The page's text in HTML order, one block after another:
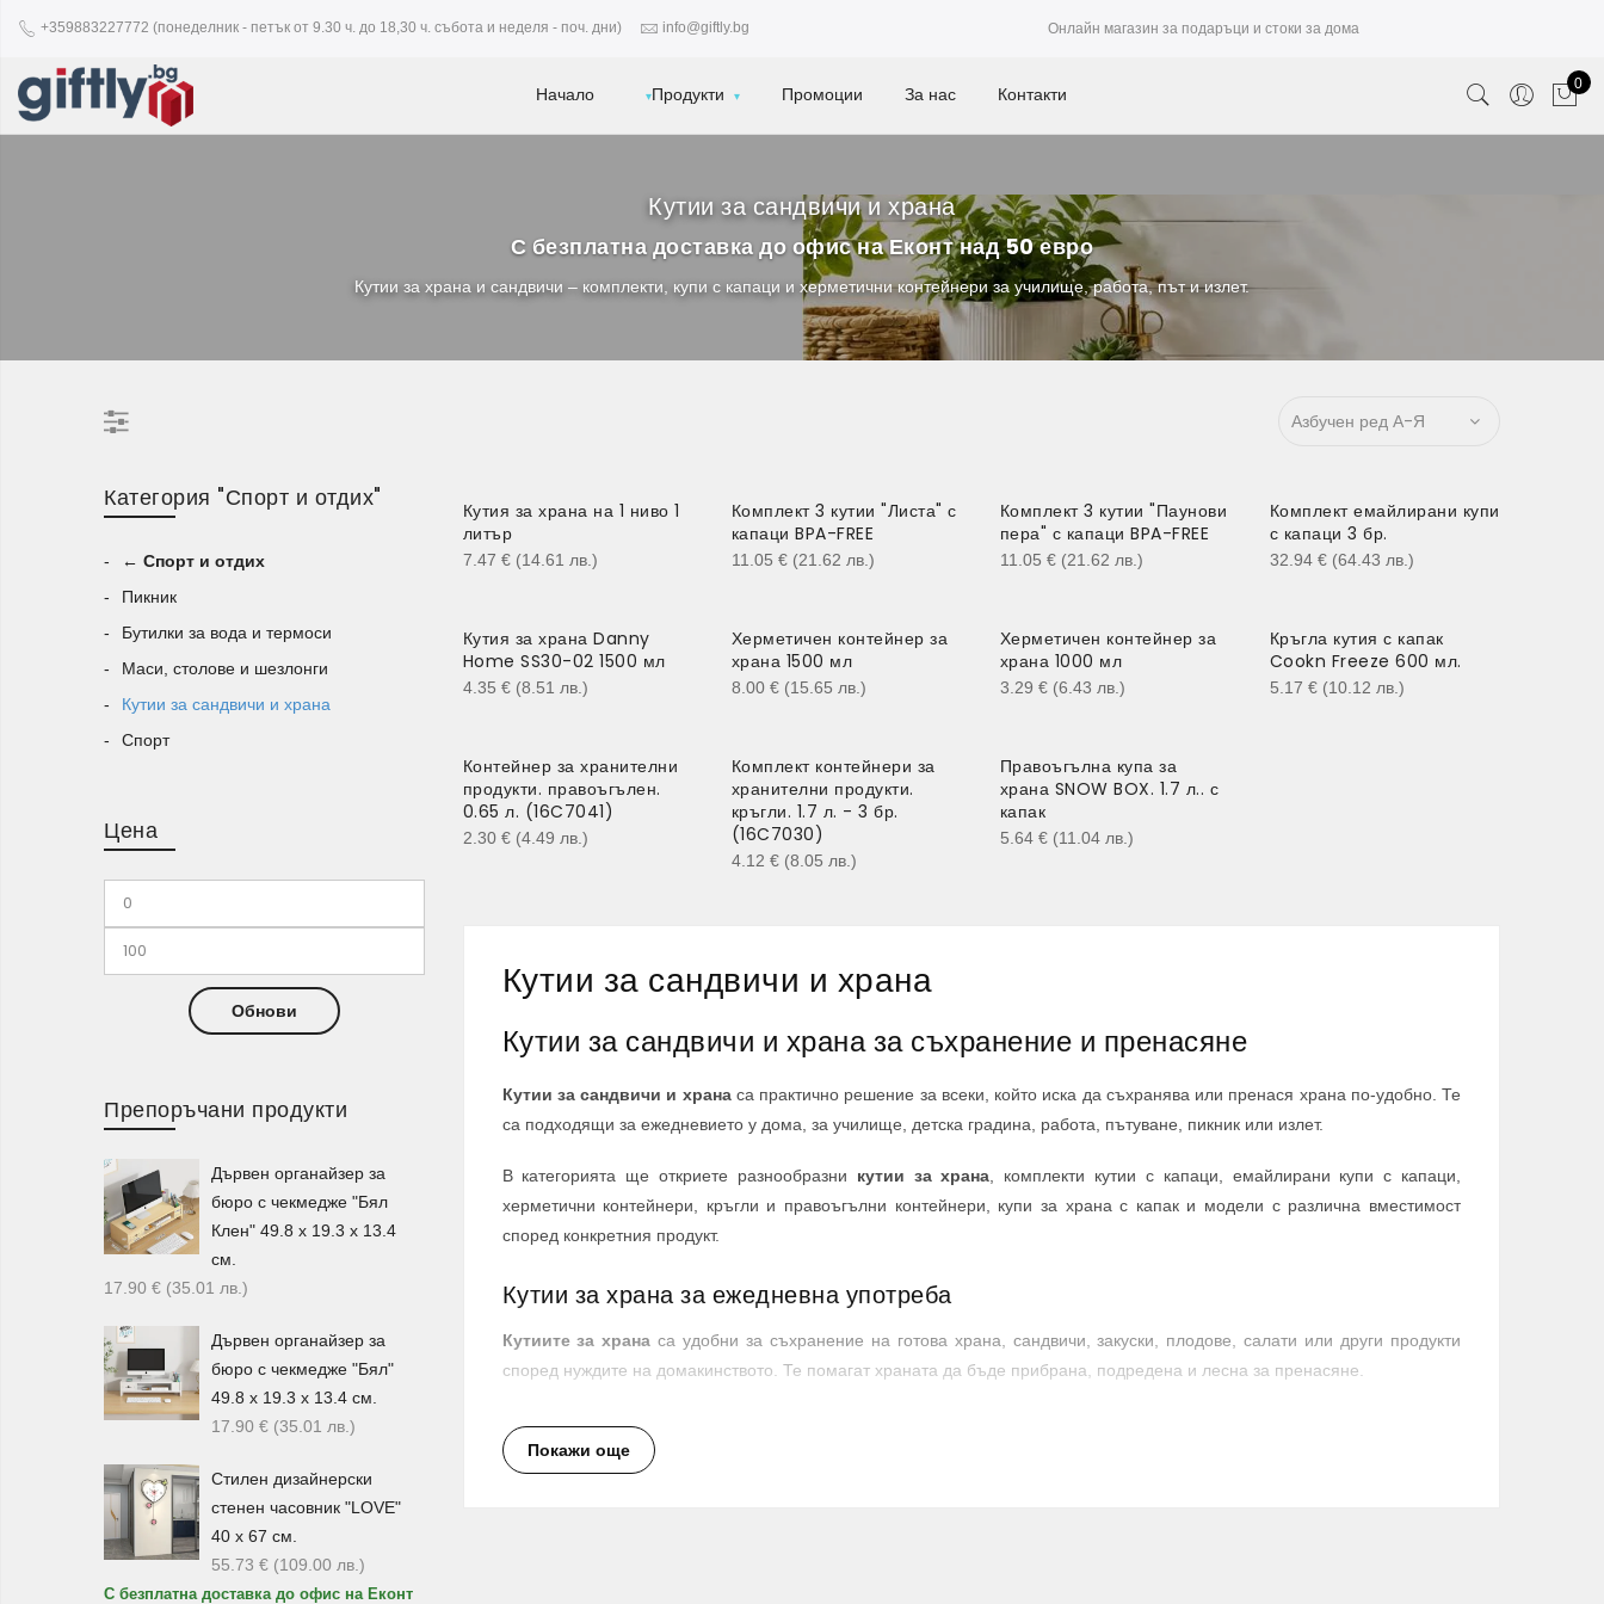
+359883227772 (понеделник - петък от 9.30 ч. до 18,30 ч. събота и неделя - поч. дни) info@giftly.bg Онлайн магазин за подаръци и стоки за дома
Начало Продукти Промоции За нас Контакти 0
Кутии за сандвичи и храна
С безплатна доставка до офис на Еконт над 50 евро
Кутии за храна и сандвичи – комплекти, купи с капаци и херметични контейнери за училище, работа, път и излет.
Кутия за храна на 1 ниво 1
литър
7.47 € (14.61 лв. )
Комплект 3 кутии "Листа" с
капаци BPA-FREE
11.05 € (21.62 лв. )
Комплект 3 кутии "Паунови
пера" с капаци BPA-FREE
11.05 € (21.62 лв. )
Комплект емайлирани купи
с капаци 3 бр.
32.94 € (64.43 лв. )
Кутия за храна Danny
Home SS30-02 1500 мл
4.35 € (8.51 лв. )
Херметичен контейнер за
храна 1500 мл
8.00 € (15.65 лв. )
Херметичен контейнер за
храна 1000 мл
3.29 € (6.43 лв. )
Кръгла кутия с капак
Cookn Freeze 600 мл.
5.17 € (10.12 лв. )
Контейнер за хранителни
продукти. правоъгълен.
0.65 л. (16C7041)
2.30 € (4.49 лв. )
Комплект контейнери за
хранителни продукти.
кръгли. 1.7 л. - 3 бр.
(16C7030)
4.12 € (8.05 лв. )
Правоъгълна купа за
храна SNOW BOX. 1.7 л.. с
капак
5.64 € (11.04 лв. )
Кутии за сандвичи и храна
Кутии за сандвичи и храна за съхранение и пренасяне
Кутии за сандвичи и хранаса практично решение за всеки, който иска да съхранява или пренася храна по-удобно. Те
са подходящи за ежедневието у дома, за училище, детска градина, работа, пътуване, пикник или излет.
В категорията ще откриете разнообразни кутии за храна , комплекти кутии с капаци, емайлирани купи с капаци,
херметични контейнери, кръгли и правоъгълни контейнери, купи за храна с капак и модели с различна вместимост
според конкретния продукт.
Кутии за храна за ежедневна употреба
Кутиите за храна са удобни за съхранение на готова храна, сандвичи, закуски, плодове, салати или други продукти
според нуждите на домакинството. Те помагат храната да бъде прибрана, подредена и лесна за пренасяне.
Home 1500 мл, както и различни контейнери и купи с капаци.
Покажи още
Категория "Спорт и отдих"
← Спорт и отдих
Пикник
Бутилки за вода и термоси
Маси, столове и шезлонги
Кутии за сандвичи и храна
Спорт
Цена
Обнови
Препоръчани продукти
Дървен органайзер за
бюро с чекмедже "Бял
Клен" 49.8 х 19.3 х 13.4
см.
17.90 € (35.01 лв. )
Дървен органайзер за
бюро с чекмедже "Бял"
49.8 х 19.3 х 13.4 см.
17.90 € (35.01 лв. )
Стилен дизайнерски
стенен часовник "LOVE"
40 х 67 см.
55.73 € (109.00 лв. )
С безплатна доставка до офис на Еконт